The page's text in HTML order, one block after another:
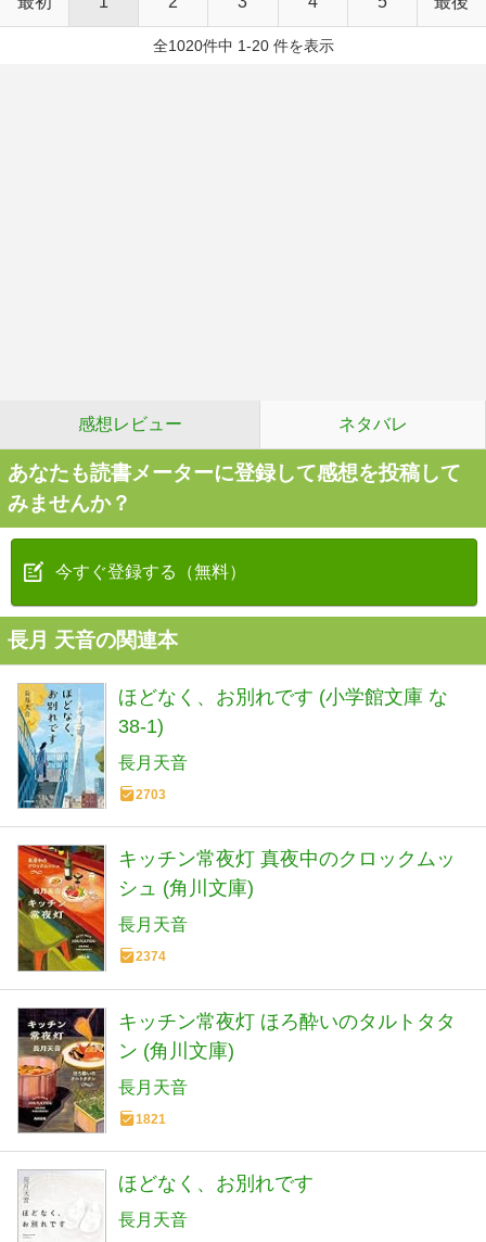
全1020件中 1-20 件を表示
感想レビュー ネタバレ
あなたも読書メーターに登録して感想を投稿して
みませんか？
今すぐ登録する（無料）
長月 天音の関連本
ほどなく、お別れです (小学館文庫 な
38-1)
長月天音
2703
キッチン常夜灯 真夜中のクロックムッ
シュ (角川文庫)
長月天音
2374
キッチン常夜灯 ほろ酔いのタルトタタ
ン (角川文庫)
長月天音
1821
ほどなく、お別れです
長月天音